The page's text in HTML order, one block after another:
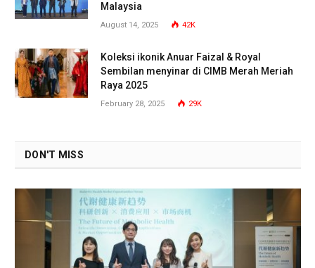
Malaysia
August 14, 2025 42K
Koleksi ikonik Anuar Faizal & Royal
Sembilan menyinar di CIMB Merah Meriah
Raya 2025
February 28, 2025 29K
DON'T MISS